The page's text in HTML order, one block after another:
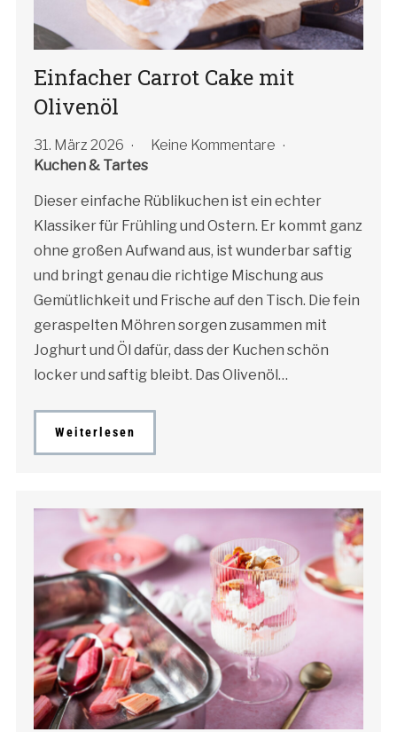
Einfacher Carrot Cake mit
Olivenöl
31. März 2026
Keine Kommentare
Kuchen & Tartes
Dieser einfache Rüblikuchen ist ein echter
Klassiker für Frühling und Ostern. Er kommt ganz
ohne großen Aufwand aus, ist wunderbar saftig
und bringt genau die richtige Mischung aus
Gemütlichkeit und Frische auf den Tisch. Die fein
geraspelten Möhren sorgen zusammen mit
Joghurt und Öl dafür, dass der Kuchen schön
locker und saftig bleibt. Das Olivenöl…
Weiterlesen